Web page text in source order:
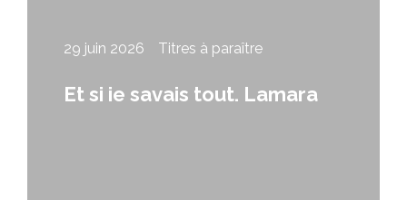
29 juin 2026 Titres à paraître
Et si je savais tout, Lamara